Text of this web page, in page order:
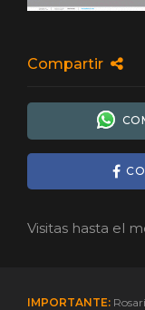
Compartir
Visitas hasta el
IMPORTANTE: